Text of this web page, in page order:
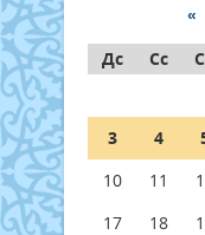
«
Дс
Сс
3
4
10
11
17
18